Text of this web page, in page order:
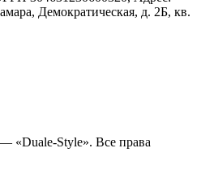
Демократическая, д. 2Б, кв.
«Duale-Style». Все права